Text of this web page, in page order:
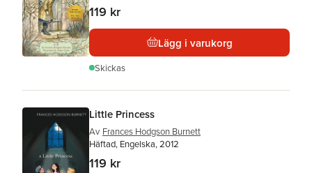
119 kr
Lägg i varukorg
Skickas
Little Princess
Av Frances Hodgson Burnett
Häftad, Engelska, 2012
119 kr